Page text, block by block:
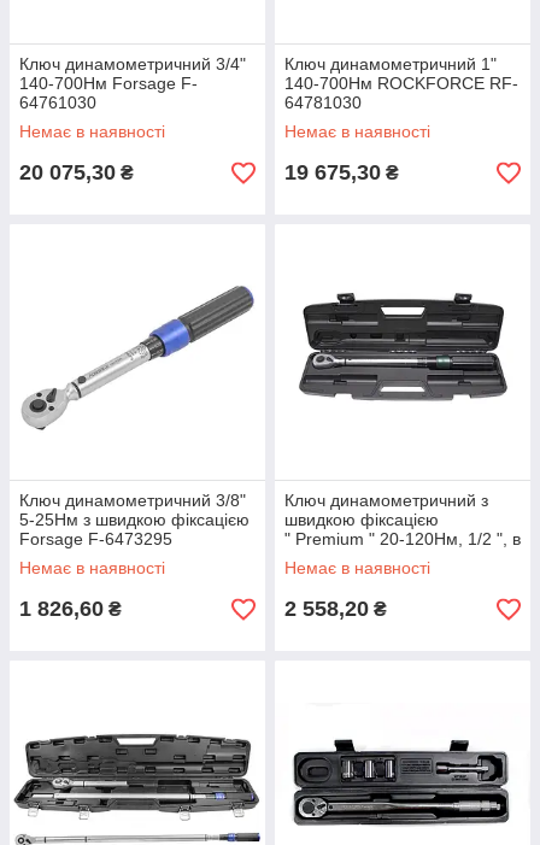
Ключ динамометричний 3/4"
140-700Нм Forsage F-
64761030
Немає в наявності
20 075,30 ₴
Ключ динамометричний 1"
140-700Нм ROCKFORCE RF-
64781030
Немає в наявності
19 675,30 ₴
Ключ динамометричний 3/8"
5-25Нм з швидкою фіксацією
Forsage F-6473295
Немає в наявності
1 826,60 ₴
Ключ динамометричний з
швидкою фіксацією
" Premium " 20-120Нм, 1/2 ", в
пластиковому кейсі
ROCKFORCE RF-6474525
Немає в наявності
2 558,20 ₴